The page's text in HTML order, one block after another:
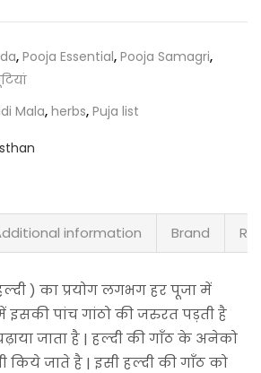
, Pooja Essential, Pooja Samagri,
Mala, herbs, Puja list
information Brand
) का प्रयोग लगभग हर पूजा में
इसकी पांच गांठो की जरुरत पड़ती है
जाता है | हल्दी की गाँठ के अनेको
किये जाते है | इसी हल्दी की गाँठ को